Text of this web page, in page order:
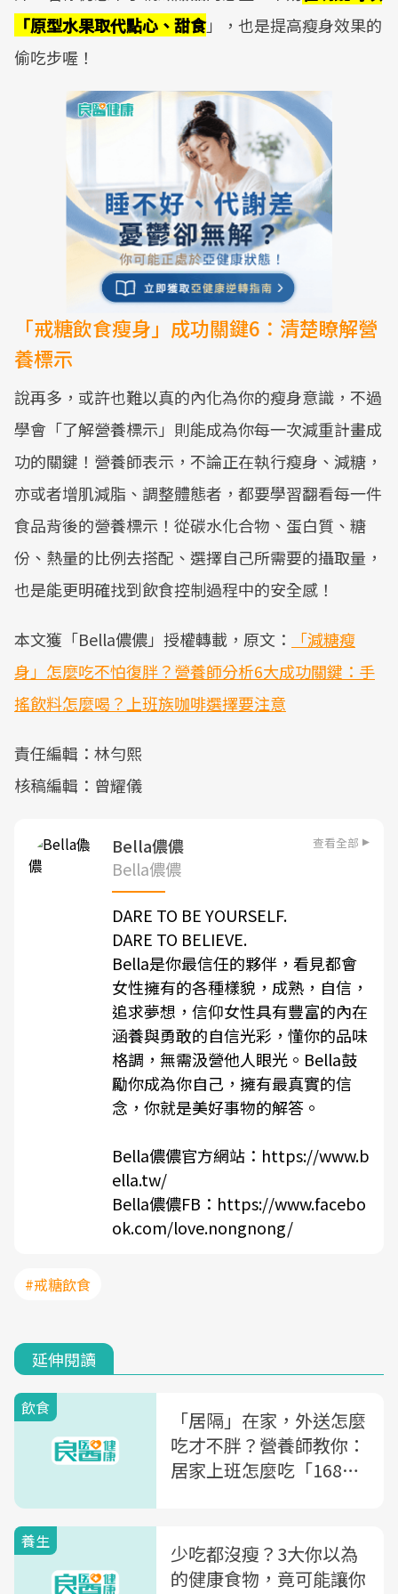
「原型水果取代點心、甜食」，也是提高瘦身效果的
偷吃步喔！
「戒糖飲食瘦身」成功關鍵6：清楚瞭解營
養標示
說再多，或許也難以真的內化為你的瘦身意識，不過
學會「了解營養標示」則能成為你每一次減重計畫成
功的關鍵！營養師表示，不論正在執行瘦身、減糖，
亦或者增肌減脂、調整體態者，都要學習翻看每一件
食品背後的營養標示！從碳水化合物、蛋白質、糖
份、熱量的比例去搭配、選擇自己所需要的攝取量，
也是能更明確找到飲食控制過程中的安全感！
本文獲「Bella儂儂」授權轉載，原文：
「減糖瘦
身」怎麼吃不怕復胖？營養師分析6大成功關鍵：手
搖飲料怎麼喝？上班族咖啡選擇要注意
責任編輯：林勻熙
核稿編輯：曾耀儀
Bella儂儂 查看全部
Bella儂儂
DARE TO BE YOURSELF.
DARE TO BELIEVE.
Bella是你最信任的夥伴，看見都會
女性擁有的各種樣貌，成熟，自信，
追求夢想，信仰女性具有豐富的內在
涵養與勇敢的自信光彩，懂你的品味
格調，無需汲營他人眼光。Bella鼓
勵你成為你自己，擁有最真實的信
念，你就是美好事物的解答。
Bella儂儂官方網站： https://www.b
ella.tw/
Bella儂儂FB： https://www.facebo
ok.com/love.nongnong/
#戒糖飲食
延伸閱讀
飲食
「居隔」在家，外送怎麼
吃才不胖？營養師教你：
居家上班怎麼吃「168斷
養生
少吃都沒瘦？3大你以為
的健康食物，竟可能讓你